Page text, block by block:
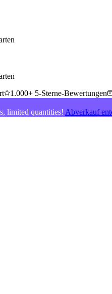
1.000+ 5-Sterne-Bewertungen
limited quantities! Abverkauf